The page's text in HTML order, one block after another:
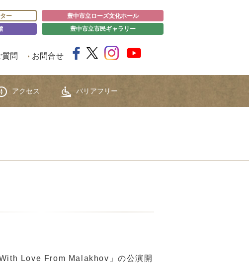
ー
豊中市立ローズ文化ホール
豊中市立市民ギャラリー
問 お問合せ
アクセス バリアフリー
Love From Malakhov」の公演開